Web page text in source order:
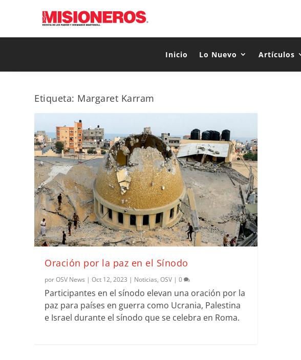
Inicio Lo Nuevo Artículos
Etiqueta: Margaret Karram
Oración por la paz en el Sínodo
porOSV News |Oct 12, 2023 | Noticias,OSV |0
Participantes en el sínodo elevan una oración por la
paz para países en guerra como Ucrania, Palestina
e Israel durante el sínodo que se celebra en Roma.